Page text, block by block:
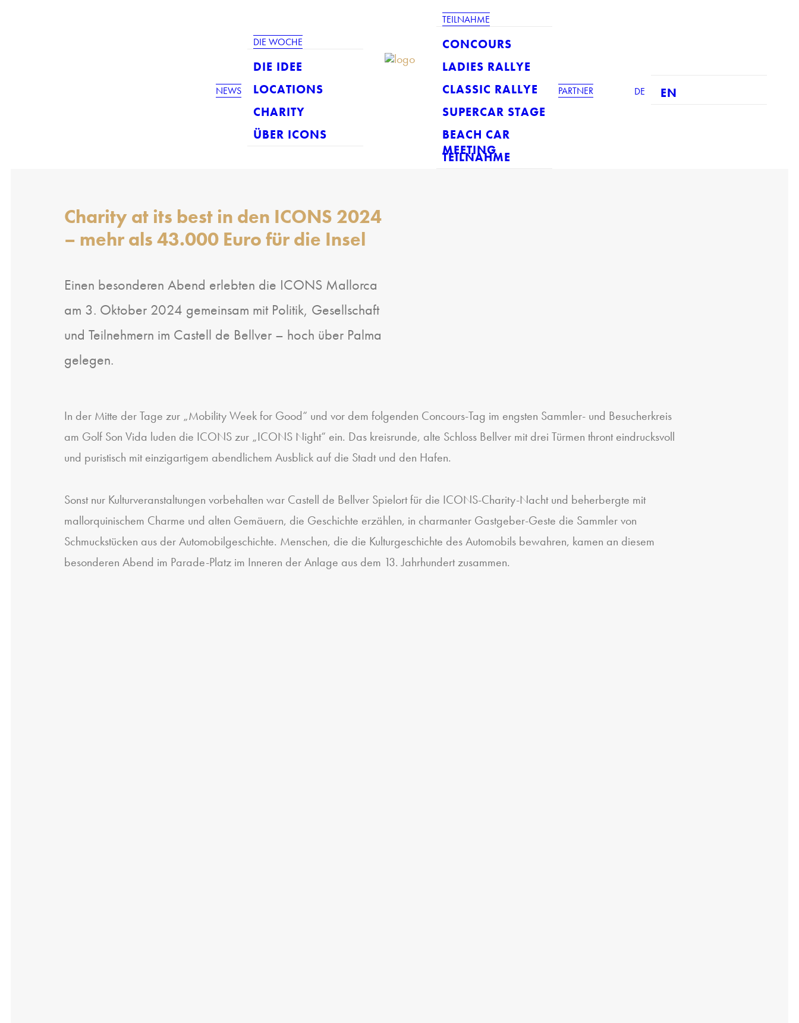
DE EN
NEWS
DIE WOCHE
DIE IDEE
LOCATIONS
CHARITY
ÜBER ICONS
TEILNAHME
CONCOURS
LADIES RALLYE
CLASSIC RALLYE
SUPERCAR STAGE
BEACH CAR
MEETING
TEILNAHME
PARTNER
Charity at its best in den ICONS 2024
– mehr als 43.000 Euro für die Insel
Einen besonderen Abend erlebten die ICONS Mallorca
am 3. Oktober 2024 gemeinsam mit Politik, Gesellschaft
und Teilnehmern im Castell de Bellver – hoch über Palma
gelegen.
In der Mitte der Tage zur „Mobility Week for Good“ und vor dem folgenden Concours-Tag im engsten Sammler- und Besucherkreis
am Golf Son Vida luden die ICONS zur „ICONS Night“ ein. Das kreisrunde, alte Schloss Bellver mit drei Türmen thront eindrucksvoll
und puristisch mit einzigartigem abendlichem Ausblick auf die Stadt und den Hafen.
Sonst nur Kulturveranstaltungen vorbehalten war Castell de Bellver Spielort für die ICONS-Charity-Nacht und beherbergte mit
mallorquinischem Charme und alten Gemäuern, die Geschichte erzählen, in charmanter Gastgeber-Geste die Sammler von
Schmuckstücken aus der Automobilgeschichte. Menschen, die die Kulturgeschichte des Automobils bewahren, kamen an diesem
besonderen Abend im Parade-Platz im Inneren der Anlage aus dem 13. Jahrhundert zusammen.